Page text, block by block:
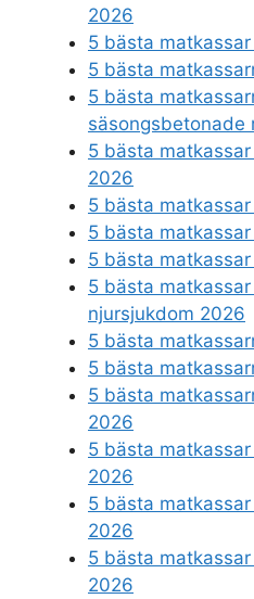
2026
5 bästa
5 bästa
5 bästa
säsongsbetonade
5 bästa
2026
5 bästa
5 bästa
5 bästa
5 bästa
njursjukdom 2026
5 bästa
5 bästa
5 bästa
2026
5 bästa
2026
5 bästa
2026
5 bästa
2026